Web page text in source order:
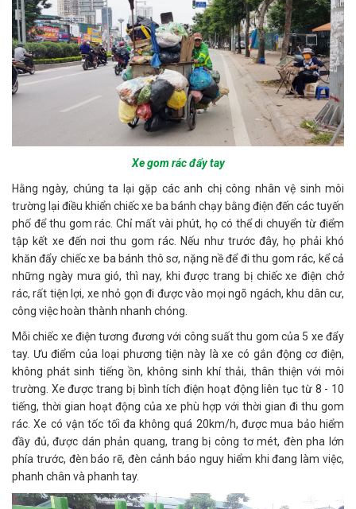
Xe gom rác đẩy tay
Hằng ngày, chúng ta lại gặp các anh chị công nhân vệ sinh môi
trường lại điều khiển chiếc xe ba bánh chạy bằng điện đến các tuyến
phố để thu gom rác. Chỉ mất vài phút, họ có thể di chuyển từ điểm
tập kết xe đến nơi thu gom rác. Nếu như trước đây, họ phải khó
khăn đẩy chiếc xe ba bánh thô sơ, nặng nề để đi thu gom rác, kể cả
những ngày mưa gió, thì nay, khi được trang bị chiếc xe điện chở
rác, rất tiện lợi, xe nhỏ gọn đi được vào mọi ngõ ngách, khu dân cư,
công việc hoàn thành nhanh chóng.
Mỗi chiếc xe điện tương đương với công suất thu gom của 5 xe đẩy
tay. Ưu điểm của loại phương tiện này là xe có gắn động cơ điện,
không phát sinh tiếng ồn, không sinh khí thải, thân thiện với môi
trường. Xe được trang bị bình tích điện hoạt động liên tục từ 8 - 10
tiếng, thời gian hoạt động của xe phù hợp với thời gian đi thu gom
rác. Xe có vận tốc tối đa không quá 20km/h, được mua bảo hiểm
đầy đủ, được dán phản quang, trang bị công tơ mét, đèn pha lớn
phía trước, đèn báo rẽ, đèn cảnh báo nguy hiểm khi đang làm việc,
phanh chân và phanh tay.